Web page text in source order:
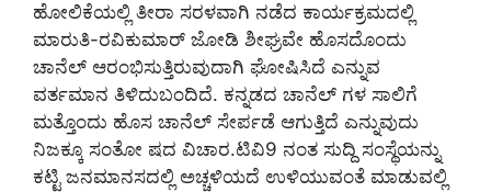
ಹೋಲಿಕೆಯಲ್ಲಿ ತೀರಾ ಸರಳವಾಗಿ ನಡೆದ ಕಾರ್ಯಕ್ರಮದಲ್ಲಿ
ಮಾರುತಿ-ರವಿಕುಮಾರ್‌ ಜೋಡಿ ಶೀಘ್ರವೇ ಹೊಸದೊಂದು
ಚಾನೆಲ್‌ ಆರಂಭಿಸುತ್ತಿರುವುದಾಗಿ ಘೋಷಿಸಿದೆ ಎನ್ನುವ
ವರ್ತಮಾನ ತಿಳಿದುಬಂದಿದೆ. ಕನ್ನಡದ ಚಾನೆಲ್‌ ಗಳ ಸಾಲಿಗೆ
ಮತ್ತೊಂದು ಹೊಸ ಚಾನೆಲ್‌ ಸೇರ್ಪಡೆ ಆಗುತ್ತಿದೆ ಎನ್ನುವುದು
ನಿಜಕ್ಕೂ ಸಂತೋ ಷದ ವಿಚಾರ.ಟಿವಿ9 ನಂತ ಸುದ್ದಿ ಸಂಸ್ಥೆಯನ್ನು
ಕಟ್ಟಿ ಜನಮಾನಸದಲ್ಲಿ ಅಚ್ಚಳಿಯದೆ ಉಳಿಯುವಂತೆ ಮಾಡುವಲ್ಲಿ